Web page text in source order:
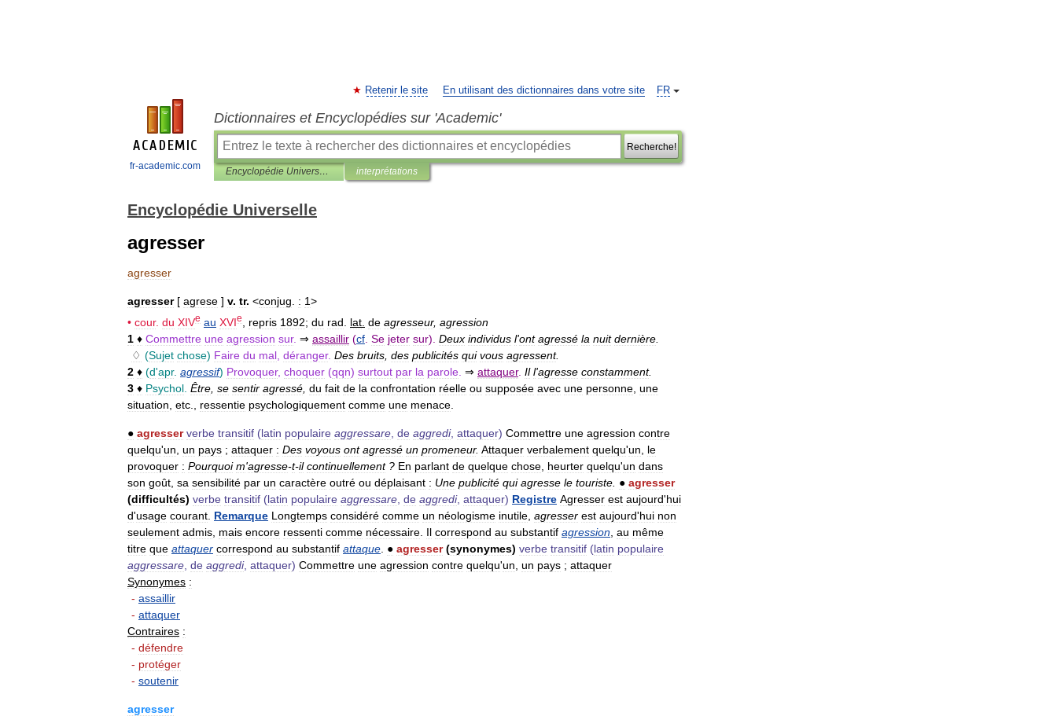
fr-academic.com
FR
Retenir le site En utilisant des dictionnaires dans votre site
Dictionnaires et Encyclopédies sur 'Academic'
Recherche!
Encyclopédie Universelle interprétations
Encyclopédie Universelle
agresser
agresser
agresser[ agrese ] v. tr. <conjug : 1>
• cour. du XIVe au XVIe repris 1892; du rad lat de agresseur, agression
1 ♦ Commettre une agression sur. ⇒ assaillir (cf Se jeter sur). Deux individus l'ont agressé la nuit dernière
♢ (Sujet chose) Faire du mal déranger. Des bruits des publicités qui vous agressent.
2 ♦ (d'apr. agressif) Provoquer, choquer (qqn) surtout par la parole ⇒ attaquer. Il l'agresse constamment.
3 ♦ Psychol Être se sentir agressé du fait de la confrontation réelle ou supposée avec une personne une
situation etc ressentie psychologiquement comme une menace
● agresser verbe transitif (latin populaire aggressare de aggredi, attaquer) Commettre une agression contre
quelqu'un un pays ; attaquer : Des voyous ont agressé un promeneur. Attaquer verbalement quelqu'un
le
provoquer : Pourquoi m'agresse-t-il continuellement? En parlant de quelque chose heurter quelqu'un dans
son goût sa sensibilité par un caractère outré ou déplaisant : Une publicité qui agresse le touriste ● agresser
(difficultés) verbe transitif (latin populaire aggressare de aggredi, attaquer) Registre Agresser est aujourd'hui
d'usage courant Remarque Longtemps considéré comme un néologisme inutile agresser est aujourd'hui non
seulement admis mais encore ressenti comme nécessaire Il correspond au substantif agression au même
titre que attaquer correspond au substantif attaque ● agresser(synonymes) verbe transitif (latin populaire
aggressare de aggredi, attaquer) Commettre une agression contre quelqu'un un pays ; attaquer
Synonymes :
- assaillir
- attaquer
Contraires :
- défendre
- protéger
- soutenir
agresser